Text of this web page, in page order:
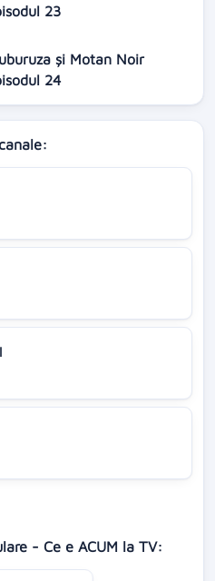
23
și Motan Noir
24
- Ce e ACUM la TV: